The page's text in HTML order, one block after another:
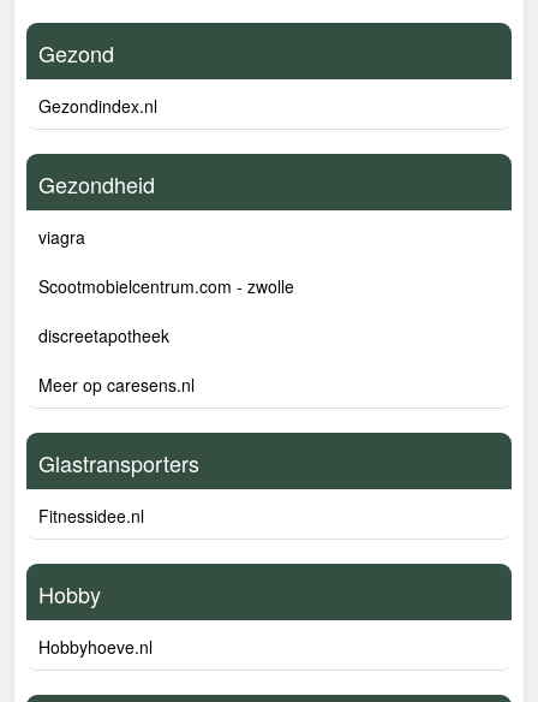
Gezond
Gezondindex.nl
Gezondheid
viagra
Scootmobielcentrum.com - zwolle
discreetapotheek
Meer op caresens.nl
Glastransporters
Fitnessidee.nl
Hobby
Hobbyhoeve.nl